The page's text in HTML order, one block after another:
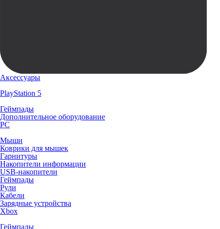
Аксессуары
PlayStation 5
Геймпады
Дополнительное оборудование
PC
Мыши
Коврики для мышек
Гарнитуры
Накопители информации
USB-накопители
Геймпады
Рули
Кабели
Зарядные устройства
Xbox
Геймпады